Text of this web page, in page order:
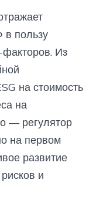
пользу
факторов. Из
на стоимость
на
— регулятор
на первом
развитие
и